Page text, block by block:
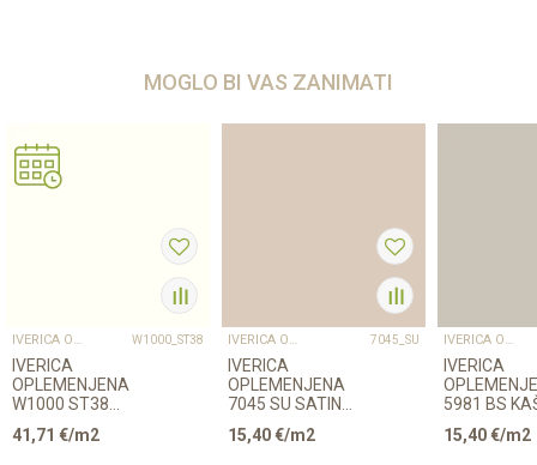
MOGLO BI VAS ZANIMATI
IVERICA OPLEMENJENA W1000_ST38
IVERICA
OPLEMENJENA
W1000 ST38
EGGER
41,71 €/m2
IVERICA OPLEMENJENA 7045_SU
IVERICA
OPLEMENJENA
7045 SU SATIN
15,40€/m2
IVERICA OPLEMENJENA
IVERICA
5981 BS
15,40€/m2